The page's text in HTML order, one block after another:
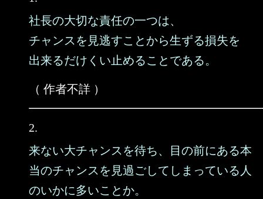
社長の大切な責任の一つは、
チャンスを見逃すことから生ずる損失を
出来るだけくい止めることである。
（ 作者不詳 ）
2.
来ない大チャンスを待ち、目の前にある本
当のチャンスを見過ごしてしまっている人
のいかに多いことか。